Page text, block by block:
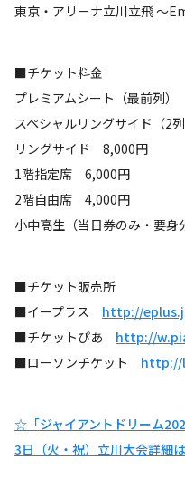
東京・アリーナ立川立飛 ～
■チケット料金
プレミアムシート（最前列
スペシャルリングサイド（2
リングサイド 8,000円
1階指定席 6,000円
2階自由席 4,000円
小中高生（当日券のみ・要身
■チケット販売所
■イープラス http://
■チケットぴあ http://
■ローソンチケット http://
☆「ジャイアントドリーム
3日（火・祝）立川大会詳細